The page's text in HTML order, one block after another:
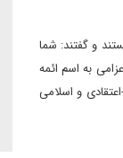
و گفتند: شما
به اسم ائمه
و اسلامی